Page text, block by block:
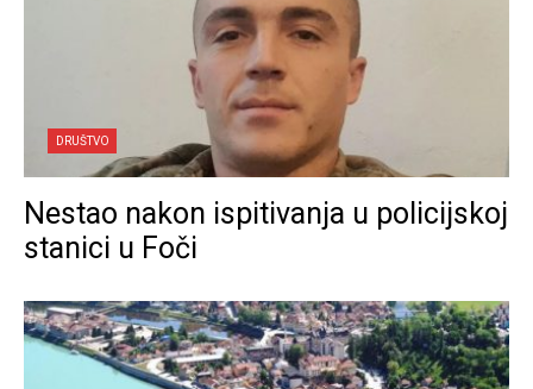
DRUŠTVO
Nestao nakon ispitivanja u policijskoj
stanici u Foči